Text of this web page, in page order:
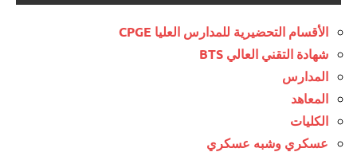
الأقسام التحضيرية للمدارس العليا CPGE
شهادة التقني العالي BTS
المدارس
المعاهد
الكليات
عسكري وشبه عسكري